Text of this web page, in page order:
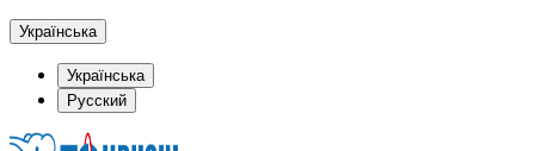
Українська
Українська
Русский